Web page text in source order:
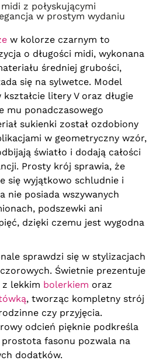
w prostym wydaniu
w kolorze czarnym to
o długości midi, wykonana
średniej grubości,
się na sylwetce. Model
litery V oraz długie
mu ponadczasowego
sukienki został ozdobiony
w geometryczny wzór,
światło i dodają całości
Prosty krój sprawia, że
się wyjątkowo schludnie i
nie posiada wszywanych
podszewki ani
dzięki czemu jest wygodna
sprawdzi się w stylizacjach
Świetnie prezentuje
z lekkim bolerkiem oraz
, tworząc kompletny strój
czy przyjęcia.
odcień pięknie podkreśla
fasonu pozwala na
dodatków.